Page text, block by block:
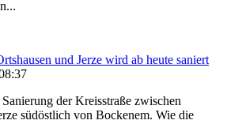
und Jerze wird ab heute saniert
der Kreisstraße zwischen
südöstlich von Bockenem. Wie die